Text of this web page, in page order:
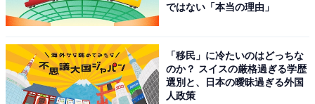
ではない「本当の理由」
「移民」に冷たいのはどっちな
のか？ スイスの厳格過ぎる学歴
選別と、日本の曖昧過ぎる外国
人政策